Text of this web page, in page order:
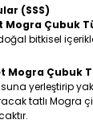
(SSS)
Mogra Çubuk
bitkisel
Mogra Çubuk
yerleştirip
tatlı Mogra